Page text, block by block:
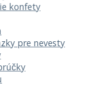
konfety
pre nevesty